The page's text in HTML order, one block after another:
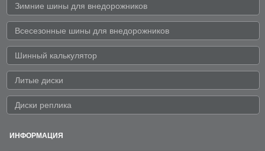
Зимние шины для внедорожников
Всесезонные шины для внедорожников
Шинный калькулятор
Литые диски
Диски реплика
ИНФОРМАЦИЯ